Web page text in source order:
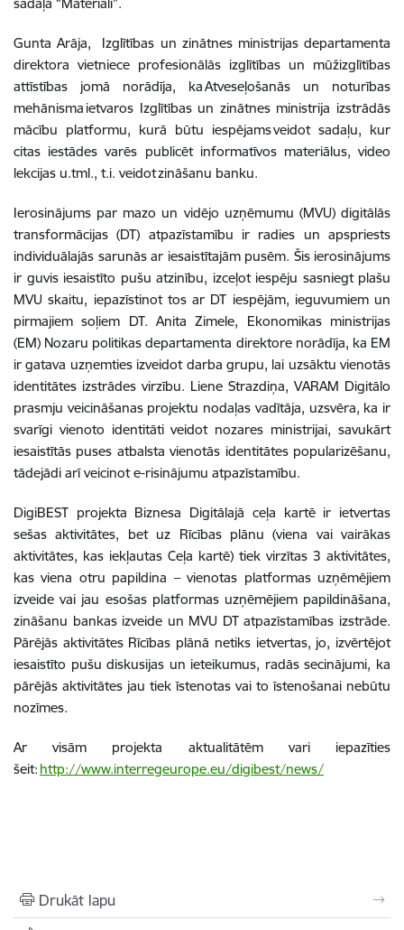
Gunta Arāja, Izglītības un zinātnes ministrijas departamenta
direktora vietniece profesionālās izglītības un mūžizglītības
attīstības jomā norādīja, ka Atveseļošanās un noturības
mehānisma ietvaros Izglītības un zinātnes ministrija izstrādās
mācību platformu, kurā būtu iespējams veidot sadaļu, kur
citas iestādes varēs publicēt informatīvos materiālus, video
lekcijas u.tml., t.i. veidot zināšanu banku.
Ierosinājums par mazo un vidējo uzņēmumu (MVU) digitālās
transformācijas (DT) atpazīstamību ir radies un apspriests
individuālajās sarunās ar iesaistītajām pusēm. Šis ierosinājums
ir guvis iesaistīto pušu atzinību, izceļot iespēju sasniegt plašu
MVU skaitu, iepazīstinot tos ar DT iespējām, ieguvumiem un
pirmajiem soļiem DT. Anita Zimele, Ekonomikas ministrijas
(EM) Nozaru politikas departamenta direktore norādīja, ka EM
ir gatava uzņemties izveidot darba grupu, lai uzsāktu vienotās
identitātes izstrādes virzību. Liene Strazdiņa, VARAM Digitālo
prasmju veicināšanas projektu nodaļas vadītāja, uzsvēra, ka ir
svarīgi vienoto identitāti veidot nozares ministrijai, savukārt
iesaistītās puses atbalsta vienotās identitātes popularizēšanu,
tādejādi arī veicinot e-risinājumu atpazīstamību.
DigiBEST projekta Biznesa Digitālajā ceļa kartē ir ietvertas
sešas aktivitātes, bet uz Rīcības plānu (viena vai vairākas
aktivitātes, kas iekļautas Ceļa kartē) tiek virzītas 3 aktivitātes,
kas viena otru papildina – vienotas platformas uzņēmējiem
izveide vai jau esošas platformas uzņēmējiem papildināšana,
zināšanu bankas izveide un MVU DT atpazīstamības izstrāde.
Pārējās aktivitātes Rīcības plānā netiks ietvertas, jo, izvērtējot
iesaistīto pušu diskusijas un ieteikumus, radās secinājumi, ka
pārējās aktivitātes jau tiek īstenotas vai to īstenošanai nebūtu
nozīmes.
Ar visām projekta aktualitātēm vari iepazīties
šeit: http://www.interregeurope.eu/digibest/news/
Drukāt lapu